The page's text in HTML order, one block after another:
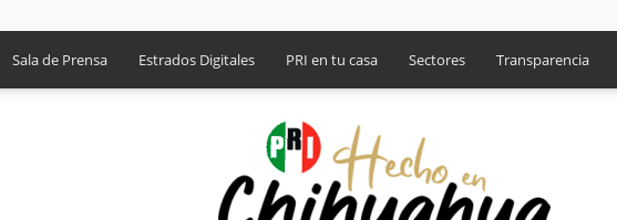
Sala de Prensa Estrados Digitales PRI en tu casa Sectores Transparencia